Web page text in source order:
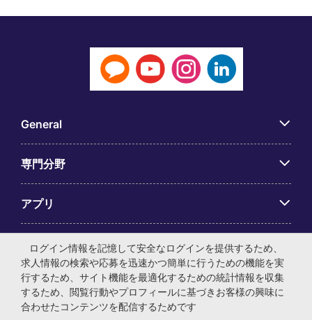
General
専門分野
アプリ
Employer Centre
ログイン情報を記憶して安全なログインを提供するため、
求人情報の検索や応募を迅速かつ簡単に行うための機能を実
行するため、サイト機能を最適化するための統計情報を収集
するため、閲覧行動やプロフィールに基づきお客様の興味に
合わせたコンテンツを配信するためです